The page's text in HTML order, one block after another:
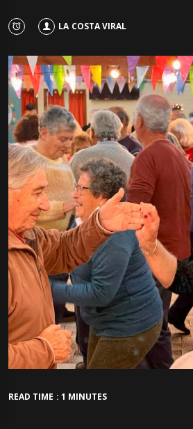
LA COSTA VIRAL
READ TIME : 1 MINUTES